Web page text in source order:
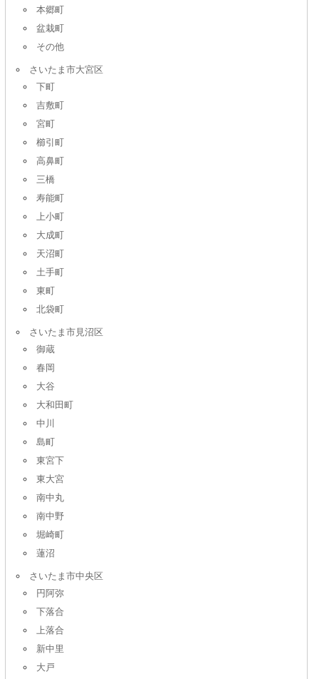
本郷町
盆栽町
その他
さいたま市大宮区
下町
吉敷町
宮町
櫛引町
高鼻町
三橋
寿能町
上小町
大成町
天沼町
土手町
東町
北袋町
さいたま市見沼区
御蔵
春岡
大谷
大和田町
中川
島町
東宮下
東大宮
南中丸
南中野
堀崎町
蓮沼
さいたま市中央区
円阿弥
下落合
上落合
新中里
大戸